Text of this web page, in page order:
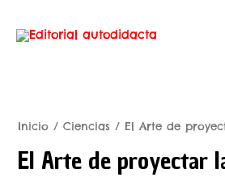
Inicio /Ciencias / El Arte de
El Arte de proyectar